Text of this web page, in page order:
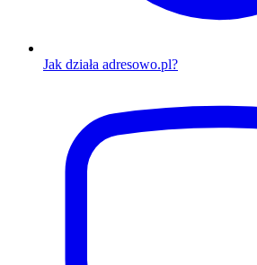
Jak działa adresowo.pl?